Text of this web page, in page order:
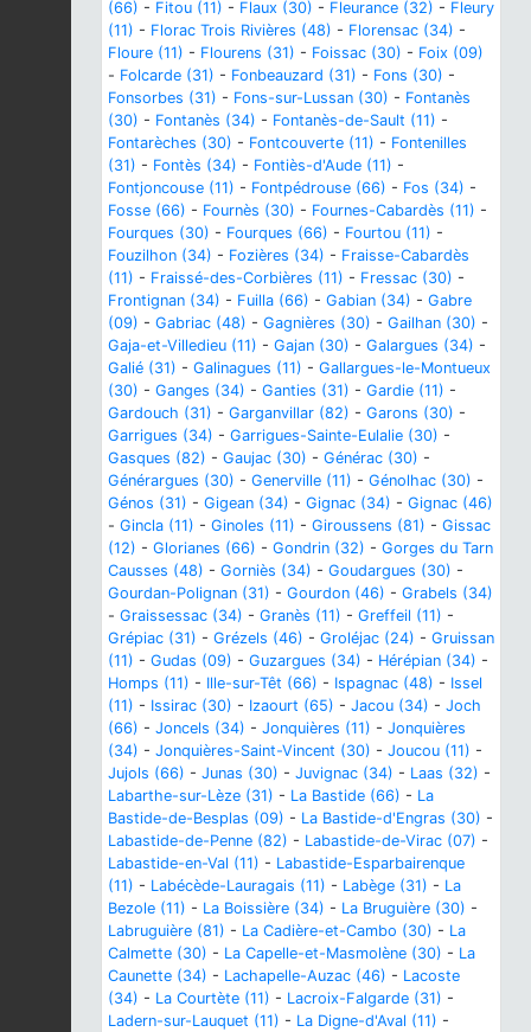
(66) - Fitou (11) - Flaux (30) - Fleurance (32) - Fleury
(11) - Florac Trois Rivières (48) - Florensac (34) -
Floure (11) - Flourens (31) - Foissac (30) - Foix (09)
- Folcarde (31) - Fonbeauzard (31) - Fons (30) -
Fonsorbes (31) - Fons-sur-Lussan (30) - Fontanès
(30) - Fontanès (34) - Fontanès-de-Sault (11) -
Fontarèches (30) - Fontcouverte (11) - Fontenilles
(31) - Fontès (34) - Fontiès-d'Aude (11) -
Fontjoncouse (11) - Fontpédrouse (66) - Fos (34) -
Fosse (66) - Fournès (30) - Fournes-Cabardès (11) -
Fourques (30) - Fourques (66) - Fourtou (11) -
Fouzilhon (34) - Fozières (34) - Fraisse-Cabardès
(11) - Fraissé-des-Corbières (11) - Fressac (30) -
Frontignan (34) - Fuilla (66) - Gabian (34) - Gabre
(09) - Gabriac (48) - Gagnières (30) - Gailhan (30) -
Gaja-et-Villedieu (11) - Gajan (30) - Galargues (34) -
Galié (31) - Galinagues (11) - Gallargues-le-Montueux
(30) - Ganges (34) - Ganties (31) - Gardie (11) -
Gardouch (31) - Garganvillar (82) - Garons (30) -
Garrigues (34) - Garrigues-Sainte-Eulalie (30) -
Gasques (82) - Gaujac (30) - Générac (30) -
Générargues (30) - Generville (11) - Génolhac (30) -
Génos (31) - Gigean (34) - Gignac (34) - Gignac (46)
- Gincla (11) - Ginoles (11) - Giroussens (81) - Gissac
(12) - Glorianes (66) - Gondrin (32) - Gorges du Tarn
Causses (48) - Gorniès (34) - Goudargues (30) -
Gourdan-Polignan (31) - Gourdon (46) - Grabels (34)
- Graissessac (34) - Granès (11) - Greffeil (11) -
Grépiac (31) - Grézels (46) - Groléjac (24) - Gruissan
(11) - Gudas (09) - Guzargues (34) - Hérépian (34) -
Homps (11) - Ille-sur-Têt (66) - Ispagnac (48) - Issel
(11) - Issirac (30) - Izaourt (65) - Jacou (34) - Joch
(66) - Joncels (34) - Jonquières (11) - Jonquières
(34) - Jonquières-Saint-Vincent (30) - Joucou (11) -
Jujols (66) - Junas (30) - Juvignac (34) - Laas (32) -
Labarthe-sur-Lèze (31) - La Bastide (66) - La
Bastide-de-Besplas (09) - La Bastide-d'Engras (30) -
Labastide-de-Penne (82) - Labastide-de-Virac (07) -
Labastide-en-Val (11) - Labastide-Esparbairenque
(11) - Labécède-Lauragais (11) - Labège (31) - La
Bezole (11) - La Boissière (34) - La Bruguière (30) -
Labruguière (81) - La Cadière-et-Cambo (30) - La
Calmette (30) - La Capelle-et-Masmolène (30) - La
Caunette (34) - Lachapelle-Auzac (46) - Lacoste
(34) - La Courtète (11) - Lacroix-Falgarde (31) -
Ladern-sur-Lauquet (11) - La Digne-d'Aval (11) -